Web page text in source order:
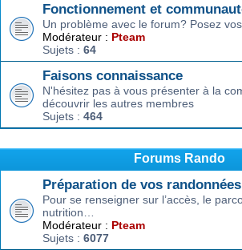
Fonctionnement et
Un problème avec le forum? Posez
Modérateur : Pteam
Sujets : 64
Faisons connaissance
N'hésitez pas à vous présenter à la
découvrir les autres membres
Sujets : 464
Forums Rando
Préparation de vos randonnées
Pour se renseigner sur l’accès, le
nutrition…
Modérateur : Pteam
Sujets : 6077